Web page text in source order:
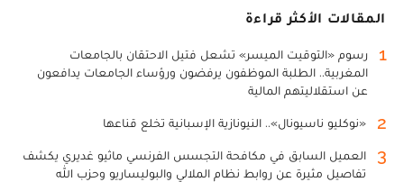
المقالات الأكثر قراءة
1
رسوم «التوقيت الميسر» تشعل فتيل الاحتقان بالجامعات
المغربية.. الطلبة الموظفون يرفضون ورؤساء الجامعات يدافعون
عن استقلاليتهم المالية
2 «نوكليو ناسيونال».. النيونازية الإسبانية تخلع قناعها
3
العميل السابق في مكافحة التجسس الفرنسي ماثيو غديري يكشف
تفاصيل مثيرة عن روابط نظام الملالي والبوليساريو وحزب الله